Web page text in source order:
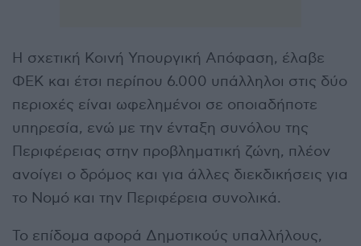
Η σχετική Κοινή Υπουργική Απόφαση, έλαβε
ΦΕΚ και έτσι περίπου 6.000 υπάλληλοι στις δύο
περιοχές είναι ωφελημένοι σε οποιαδήποτε
υπηρεσία, ενώ με την ένταξη συνόλου της
Περιφέρειας στην προβληματική ζώνη, πλέον
ανοίγει ο δρόμος και για άλλες διεκδικήσεις για
το Νομό και την Περιφέρεια συνολικά.
Το επίδομα αφορά Δημοτικούς υπαλλήλους,